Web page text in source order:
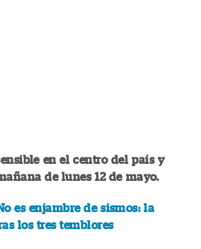
en el centro del país y
de lunes 12 de mayo.
es enjambre de sismos: la
los tres temblores